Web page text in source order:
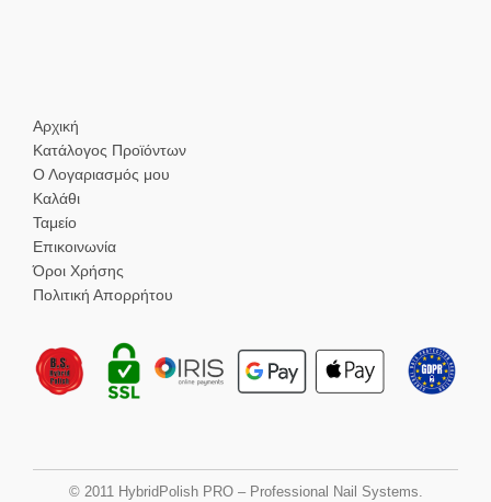
Αρχική
Κατάλογος Προϊόντων
Ο Λογαριασμός μου
Καλάθι
Ταμείο
Επικοινωνία
Όροι Χρήσης
Πολιτική Απορρήτου
© 2011 HybridPolish PRO – Professional Nail Systems.